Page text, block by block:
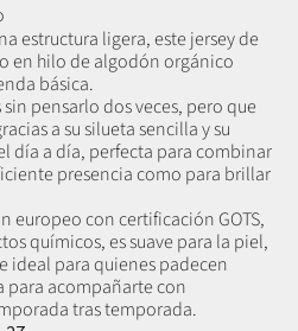
estructura ligera, este jersey de
en hilo de algodón orgánico
básica.
pensarlo dos veces, pero que
a su silueta sencilla y su
día a día, perfecta para combinar
presencia como para brillar
europeo con certificación GOTS,
químicos, es suave para la piel,
ideal para quienes padecen
para acompañarte con
tras temporada.